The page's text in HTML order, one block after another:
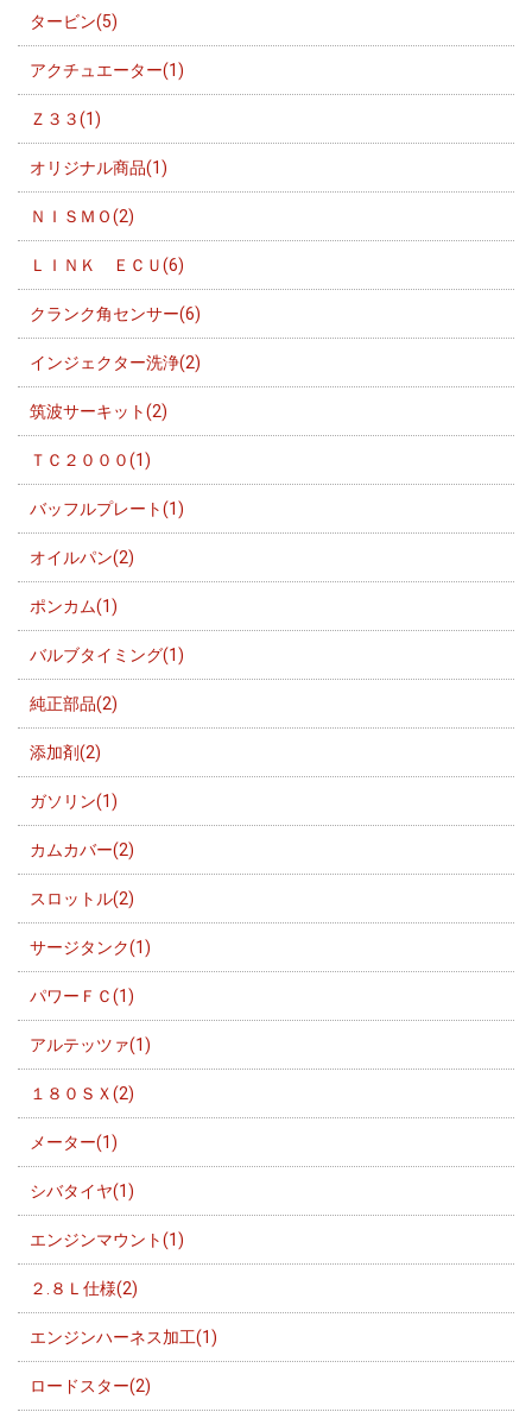
タービン(5)
アクチュエーター(1)
Ｚ３３(1)
オリジナル商品(1)
ＮＩＳＭＯ(2)
ＬＩＮＫ ＥＣＵ(6)
クランク角センサー(6)
インジェクター洗浄(2)
筑波サーキット(2)
ＴＣ２０００(1)
バッフルプレート(1)
オイルパン(2)
ポンカム(1)
バルブタイミング(1)
純正部品(2)
添加剤(2)
ガソリン(1)
カムカバー(2)
スロットル(2)
サージタンク(1)
パワーＦＣ(1)
アルテッツァ(1)
１８０ＳＸ(2)
メーター(1)
シバタイヤ(1)
エンジンマウント(1)
２.８Ｌ仕様(2)
エンジンハーネス加工(1)
ロードスター(2)